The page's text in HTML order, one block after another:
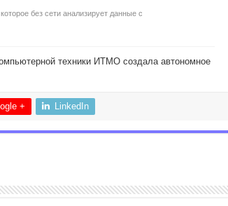
без сети анализирует данные с
техники ИТМО создала автономное
+ LinkedIn